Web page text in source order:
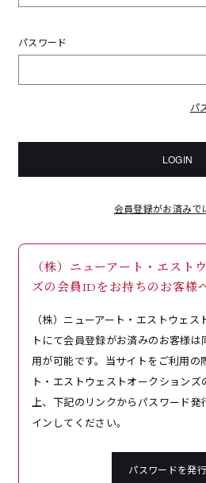
パスワード
パ
LOGIN
会員登録がお済みで
（株）ニューアート・エスト
ズの会員IDをお持ちのお客様
（株）ニューアート・エストウェ
トにて会員登録がお済みのお客様
用が可能です。当サイトをご利用の
ト・エストウェストオークション
上、下記のリンクからパスワード
インしてください。
パスワードを発